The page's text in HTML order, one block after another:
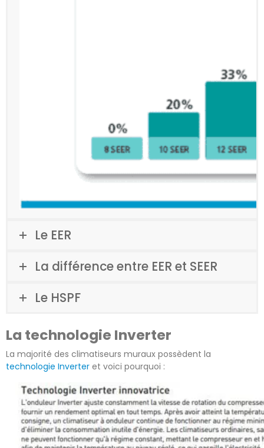
Le EER
La différence entre EER et SEER
Le HSPF
La technologie Inverter
La majorité des climatiseurs muraux possèdent la
technologie Inverter et voici pourquoi :